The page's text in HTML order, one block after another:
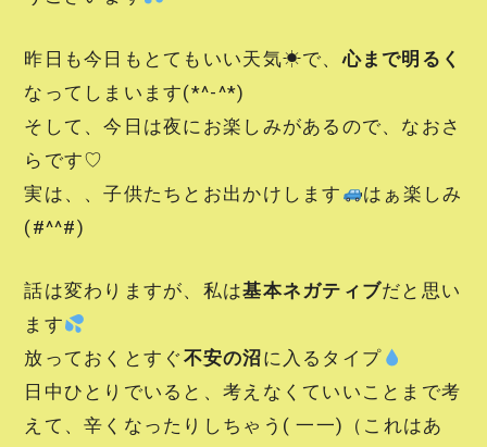
昨日も今日もとてもいい天気☀で、心まで明るく
なってしまいます(*^-^*)
そして、今日は夜にお楽しみがあるので、なおさ
らです♡
実は、、子供たちとお出かけします
はぁ楽しみ
(#^^#)
話は変わりますが、私は基本ネガティブだと思い
ます
放っておくとすぐ 不安の沼に入るタイプ
日中ひとりでいると、考えなくていいことまで考
えて、辛くなったりしちゃう( 一一)（これはあ